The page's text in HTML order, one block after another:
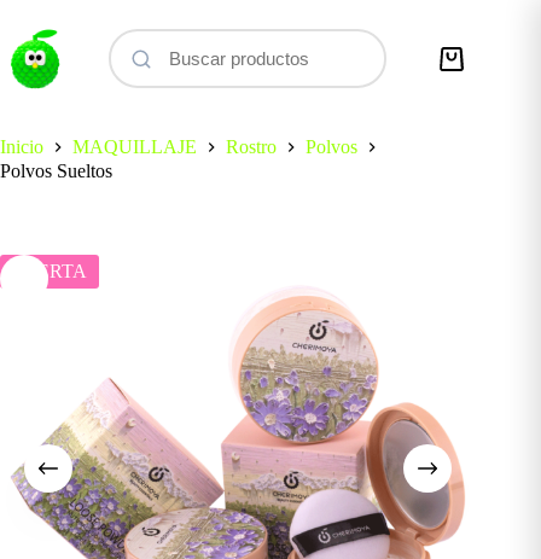
contenido
Carro
Inicio
MAQUILLAJE Rostro
Polvos
Polvos Sueltos
OFERTA